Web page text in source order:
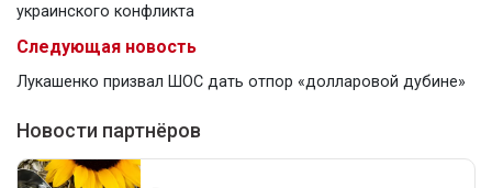
украинского конфликта
Следующая новость
Лукашенко призвал ШОС дать отпор «долларовой дубине»